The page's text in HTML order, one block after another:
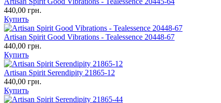
440,00 грн.
Купить
Artisan Spirit Good Vibrations - Tealessence 20448-67
440,00 грн.
Купить
Artisan Spirit Serendipity 21865-12
440,00 грн.
Купить